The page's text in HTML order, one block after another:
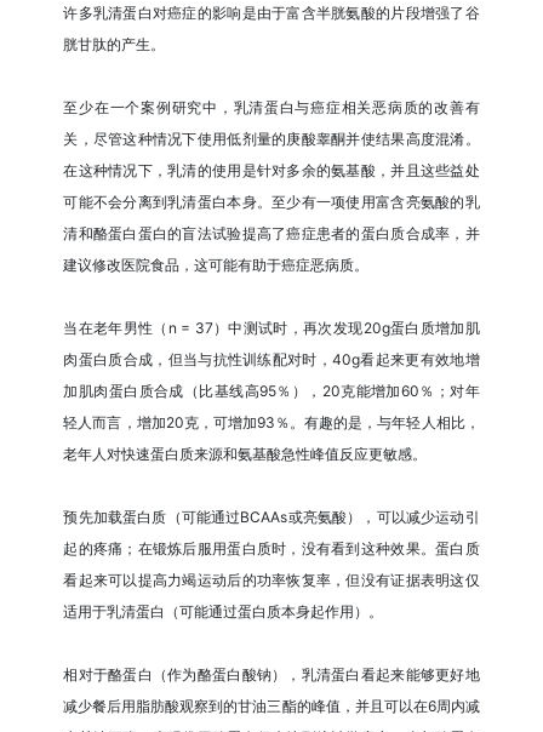
许多乳清蛋白对癌症的影响是由于富含半胱氨酸的片段增强了谷
胱甘肽的产生。
至少在一个案例研究中，乳清蛋白与癌症相关恶病质的改善有
关，尽管这种情况下使用低剂量的庚酸睾酮并使结果高度混淆。
在这种情况下，乳清的使用是针对多余的氨基酸，并且这些益处
可能不会分离到乳清蛋白本身。至少有一项使用富含亮氨酸的乳
清和酪蛋白蛋白的盲法试验提高了癌症患者的蛋白质合成率，并
建议修改医院食品，这可能有助于癌症恶病质。
当在老年男性（n = 37）中测试时，再次发现20g蛋白质增加肌
肉蛋白质合成，但当与抗性训练配对时，40g看起来更有效地增
加肌肉蛋白质合成（比基线高95％），20克能增加60％；对年
轻人而言，增加20克，可增加93％。有趣的是，与年轻人相比，
老年人对快速蛋白质来源和氨基酸急性峰值反应更敏感。
预先加载蛋白质（可能通过BCAAs或亮氨酸），可以减少运动引
起的疼痛；在锻炼后服用蛋白质时，没有看到这种效果。蛋白质
看起来可以提高力竭运动后的功率恢复率，但没有证据表明这仅
适用于乳清蛋白（可能通过蛋白质本身起作用）。
相对于酪蛋白（作为酪蛋白酸钠），乳清蛋白看起来能够更好地
减少餐后用脂肪酸观察到的甘油三酯的峰值，并且可以在6周内减